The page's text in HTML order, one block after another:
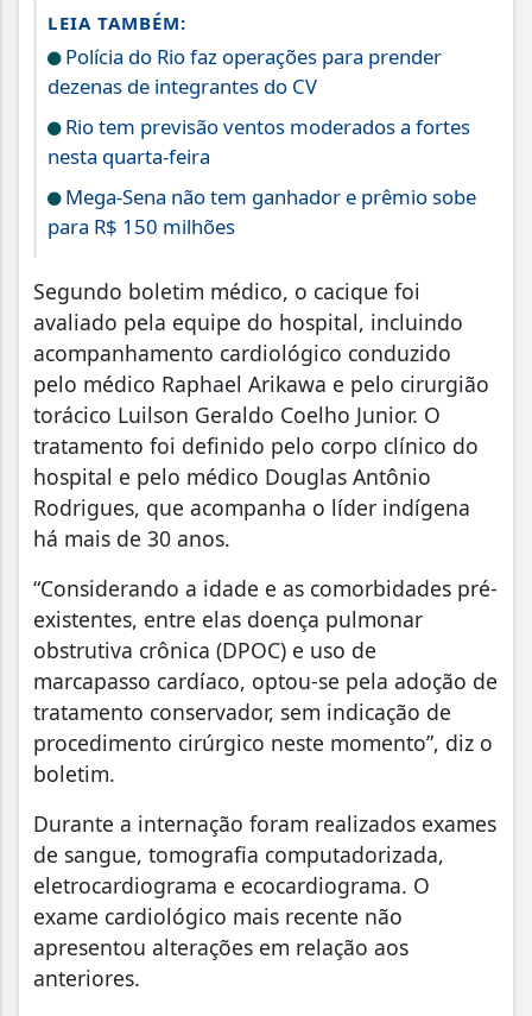
LEIA TAMBÉM:
Polícia do Rio faz operações para prender
dezenas de integrantes do CV
Rio tem previsão ventos moderados a fortes
nesta quarta-feira
Mega-Sena não tem ganhador e prêmio sobe
para R$ 150 milhões
Segundo boletim médico, o cacique foi
avaliado pela equipe do hospital, incluindo
acompanhamento cardiológico conduzido
pelo médico Raphael Arikawa e pelo cirurgião
torácico Luilson Geraldo Coelho Junior. O
tratamento foi definido pelo corpo clínico do
hospital e pelo médico Douglas Antônio
Rodrigues, que acompanha o líder indígena
há mais de 30 anos.
“Considerando a idade e as comorbidades pré-
existentes, entre elas doença pulmonar
obstrutiva crônica (DPOC) e uso de
marcapasso cardíaco, optou-se pela adoção de
tratamento conservador, sem indicação de
procedimento cirúrgico neste momento”, diz o
boletim.
Durante a internação foram realizados exames
de sangue, tomografia computadorizada,
eletrocardiograma e ecocardiograma. O
exame cardiológico mais recente não
apresentou alterações em relação aos
anteriores.